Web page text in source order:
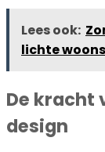
Lees ook:
lichte
De kracht
design